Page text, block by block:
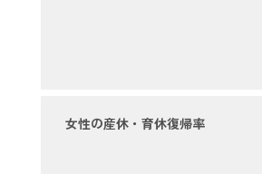
女性の産休・育休復帰率